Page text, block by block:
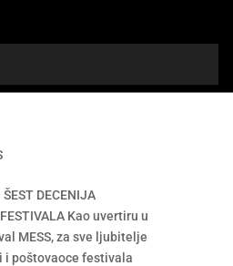
ŠEST DECENIJA
DECENIJA
Kao uvertiru u
MESS, za sve ljubitelje
i poštovaoce festivala